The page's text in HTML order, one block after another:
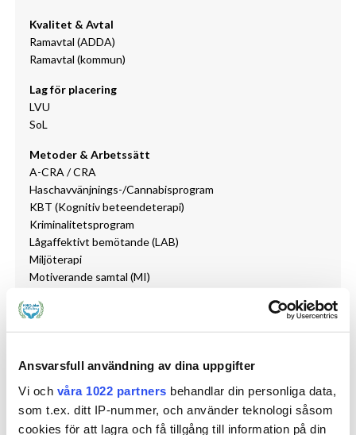
Ansvarsfull användning av dina uppgifter
Vi och våra 1022 partners behandlar din personliga data,
som t.ex. ditt IP-nummer, och använder teknologi såsom
cookies för att lagra och få tillgång till information på din
Kvalitet & Avtal
Ramavtal (ADDA)
Ramavtal (kommun)
Lag för placering
LVU
SoL
Metoder & Arbetssätt
A-CRA / CRA
Haschavvänjnings-/Cannabisprogram
KBT (Kognitiv beteendeterapi)
Kriminalitetsprogram
Lågaffektivt bemötande (LAB)
Miljöterapi
Motiverande samtal (MI)
Återfallsprevention (ÅP)
Akutboende
Målgrupp
Barn/unga